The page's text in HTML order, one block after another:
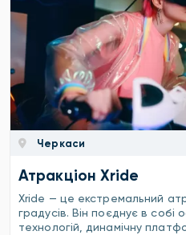
Черкаси
Атракціон Xride
Xride — це екстремальний
градусів. Він поєднує в собі
технологій, динамічну